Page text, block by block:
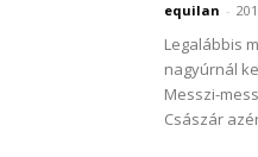
equilan -
Legalábbis
nagyúrnál
Messzi-
Császár